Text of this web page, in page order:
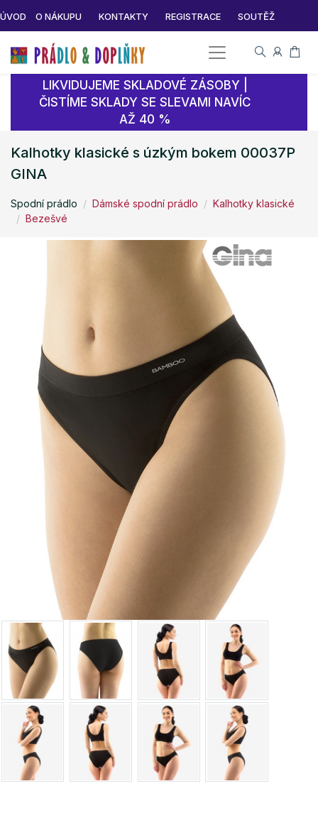
ÚVOD O NÁKUPU KONTAKTY REGISTRACE SOUTĚŽ
LIKVIDUJEME SKLADOVÉ ZÁSOBY |
ČISTÍME SKLADY SE SLEVAMI NAVÍC
AŽ 40 %
Kalhotky klasické s úzkým bokem 00037P
GINA
Spodní prádlo Dámské spodní prádlo
Kalhotky klasické
Bezešvé